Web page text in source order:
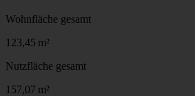
Wohnfläche gesamt
123,45 m²
Nutzfläche gesamt
157,07 m²